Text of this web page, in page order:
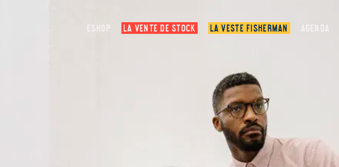
ESHOP LA VENTE DE STOCK LA VESTE FISHERMAN AGENDA